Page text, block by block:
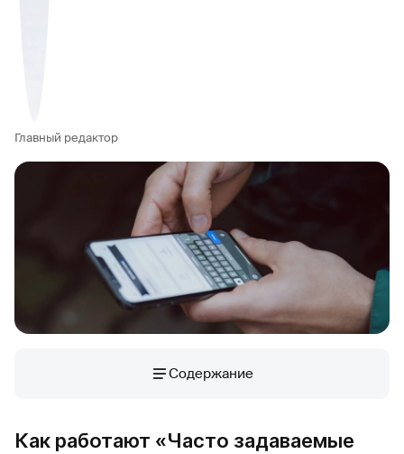
Главный редактор
Содержание
Как работают «Часто задаваемые